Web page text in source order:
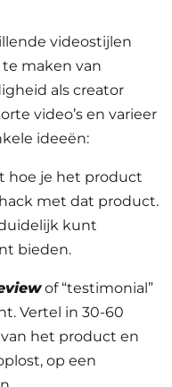
videostijlen
maken van
als creator
video’s en varieer
ideeën:
hoe je het product
met dat product.
kunt
bieden.
of “testimonial”
Vertel in 30-60
het product en
op een